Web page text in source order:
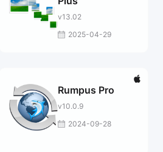
v13.02
2025-04-29
Rumpus Pro
v10.0.9
2024-09-28